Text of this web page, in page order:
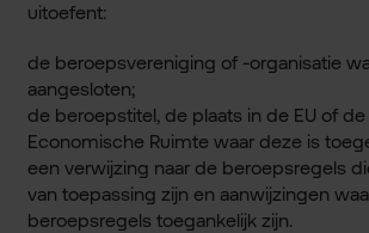
uitoefent:
de beroepsvereniging of -organisatie
aangesloten;
de beroepstitel, de plaats in de EU of
Economische Ruimte waar deze is
een verwijzing naar de beroepsregels
van toepassing zijn en aanwijzingen
beroepsregels toegankelijk zijn.